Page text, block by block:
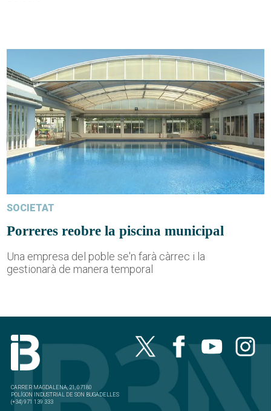
SOCIETAT
Porreres reobre la piscina municipal
Una empresa del poble se'n farà càrrec i la
gestionarà de manera temporal
CARRER MAGDALENA, 21, 07180
POLÍGON INDUSTRIAL DE SON BUGADELLES
(+34) 971 139 333